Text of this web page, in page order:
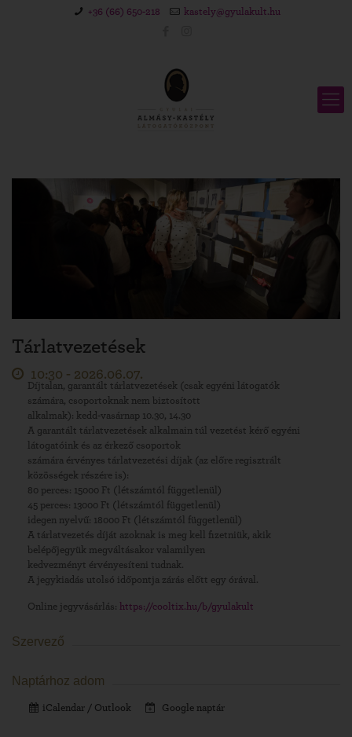
+36 (66) 650-218 kastely@gyulakult.hu
Tárlatvezetések
10:30 - 2026.06.07.
Díjtalan, garantált tárlatvezetések (csak egyéni látogatók
számára, csoportoknak nem biztosított
alkalmak): kedd-vasárnap 10.30, 14.30
A garantált tárlatvezetések alkalmain túl vezetést kérő egyéni
látogatóink és az érkező csoportok
számára érvényes tárlatvezetési díjak (az előre regisztrált
közösségek részére is):
80 perces: 15000 Ft (létszámtól függetlenül)
45 perces: 13000 Ft (létszámtól függetlenül)
idegen nyelvű: 18000 Ft (létszámtól függetlenül)
A tárlatvezetés díját azoknak is meg kell fizetniük, akik
belépőjegyük megváltásakor valamilyen
kedvezményt érvényesíteni tudnak.
A jegykiadás utolsó időpontja zárás előtt egy órával.
Online jegyvásárlás: https://cooltix.hu/b/gyulakult
Szervező
Naptárhoz adom
iCalendar / Outlook Google naptár